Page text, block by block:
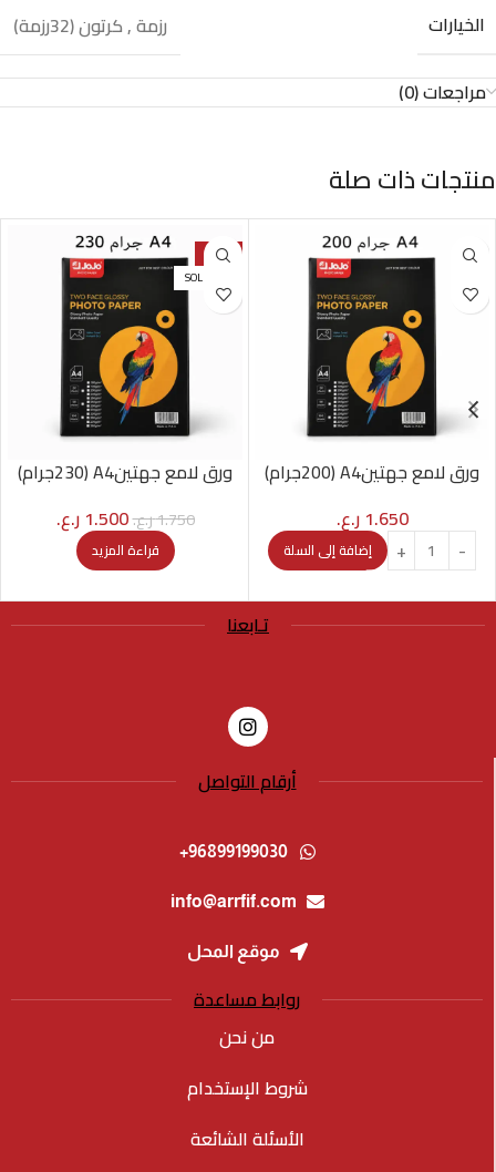
الخيارات
رزمة,كرتون (32رزمة)
مراجعات (0)
منتجات ذات صلة
ورق لامع جهتينA4 (200جرام)
1.650 ر.ع.
إضافة إلى السلة
-14%
SOLD OUT
ورق لامع جهتينA4 (230جرام)
1.750ر.ع.1.500 ر.ع.
قراءة المزيد
تـابعنا
أرقام التواصل
96899199030+
info@arrfif.com
موقع المحل
روابط مساعدة
من نحن
شروط الإستخدام
الأسئلة الشائعة